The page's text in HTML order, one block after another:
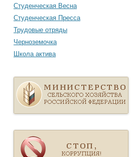
Студенческая Весна
Студенческая Пресса
Трудовые отряды
Черноземочка
Школа актива